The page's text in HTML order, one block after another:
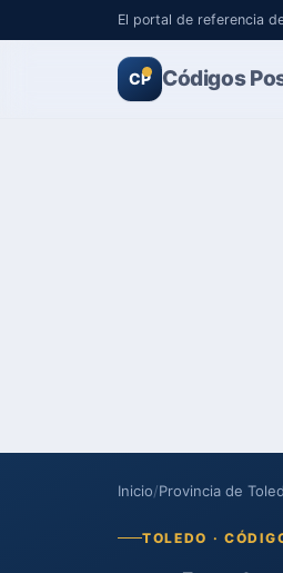
El portal de referencia
CP Códigos
Inicio/Provincia de
TOLEDO ·